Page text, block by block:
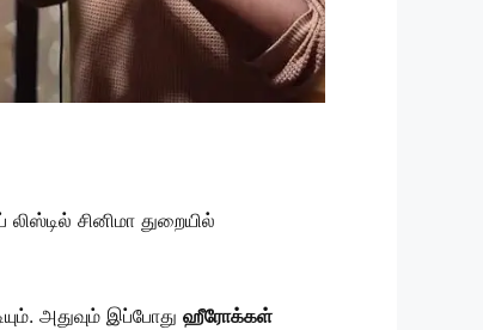
சினிமா துறையில்
அதுவும் இப்போது ஹீரோக்கள்